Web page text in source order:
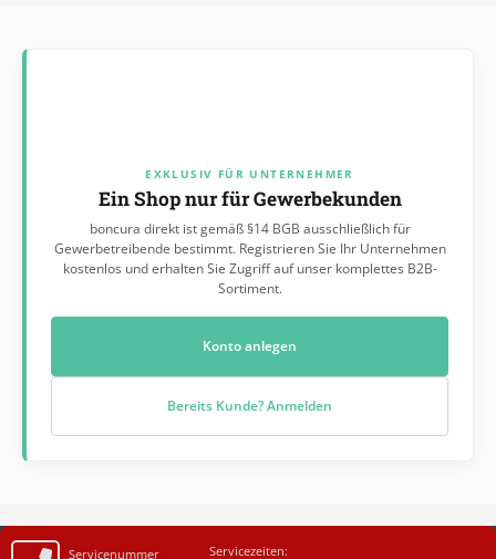
EXKLUSIV FÜR UNTERNEHMER
Ein Shop nur für Gewerbekunden
boncura direkt ist gemäß §14 BGB ausschließlich für
Gewerbetreibende bestimmt. Registrieren Sie Ihr Unternehmen
kostenlos und erhalten Sie Zugriff auf unser komplettes B2B-
Sortiment.
Konto anlegen
Bereits Kunde? Anmelden
Servicenummer Servicezeiten: